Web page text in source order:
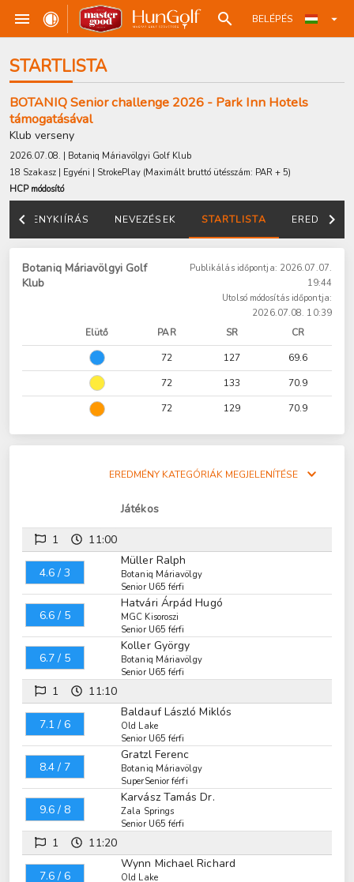
BELÉPÉS
STARTLISTA
BOTANIQ Senior challenge 2026 - Park Inn Hotels
támogatásával
Klub verseny
2026.07.08. | Botaniq Máriavölgyi Golf Klub
18 Szakasz | Egyéni | StrokePlay (Maximált bruttó ütésszám: PAR + 5)
HCP módosító
VERSENYKIÍRÁS NEVEZÉSEK STARTLISTA
Botaniq Máriavölgyi Golf
Klub
Publikálás időpontja: 2026.07.07.
19:44
Utolsó módosítás időpontja:
2026.07.08. 10:39
Elütő PAR SR
CR
72
127
69.6
72
133
70.9
72
129 70.9
EREDMÉNY KATEGÓRIÁK MEGJELENÍTÉSE
Játékos
1 11:00
4.6 / 3
Müller Ralph
Botaniq Máriavölgy
Senior U65 férfi
6.6 / 5
Hatvári Árpád Hugó
MGC Kisoroszi
Senior U65 férfi
6.7 / 5
Koller György
Botaniq Máriavölgy
Senior U65 férfi
1 11:10
7.1 / 6
Baldauf László Miklós
Old Lake
Senior U65 férfi
8.4 / 7
Gratzl Ferenc
Botaniq Máriavölgy
SuperSenior férfi
9.6 / 8
Karvász Tamás Dr.
Zala Springs
Senior U65 férfi
1 11:20
7.6 / 6
Wynn Michael Richard
Old Lake